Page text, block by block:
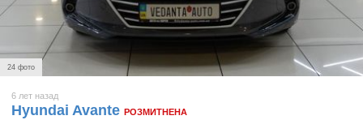
24 фото
6 лет назад
Hyundai Avante РОЗМИТНЕНА